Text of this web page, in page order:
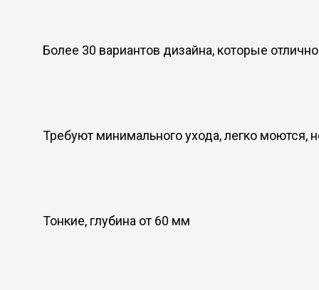
Более 30 вариантов дизайна, которые
Требуют минимального ухода, легко моются,
Тонкие, глубина от 60 мм